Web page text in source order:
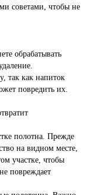
советами, чтобы не
обрабатывать
так как напиток
повредить их.
полотна. Прежде
на видном месте,
участке, чтобы
повреждает